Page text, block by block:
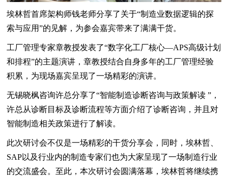
埃林哲首席架构师钱老师分享了关于“制造业数据逻辑的探
索与应用”的见解，为参会嘉宾带来了满满干货。
工厂管理专家章教授发表了“数字化工厂核心—APS高级计划
和排程”的主题演讲，章教授结合自身多年的工厂管理经验
积累，为现场嘉宾呈现了一场精彩的演讲。
无锡晓枫咨询许总分享了“智能制造诊断咨询与政策解读 ”，
许总从诊断目标及诊断流程等方面介绍了诊断咨询，并且对
智能制造相关政策进行了解读。
此次研讨会不仅是一场精彩的干货分享会，同时，埃林哲、
SAP以及行业内的制造专家们也为大家呈现了一场制造行业
的交流盛会。至此，本次研讨会圆满落幕，埃林哲将继续携